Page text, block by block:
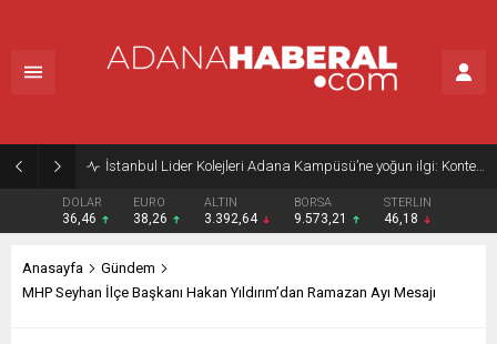
İstanbul Lider Kolejleri Adana Kampüsü’ne yoğun ilgi: Kontenjanlar dolmak üzere
DOLAR
36,46
EURO
38,26
ALTIN
3.392,64
BORSA
9.573,21
STERLIN
46,18
Anasayfa
Gündem
MHP Seyhan İlçe Başkanı Hakan Yıldırım’dan Ramazan Ayı Mesajı